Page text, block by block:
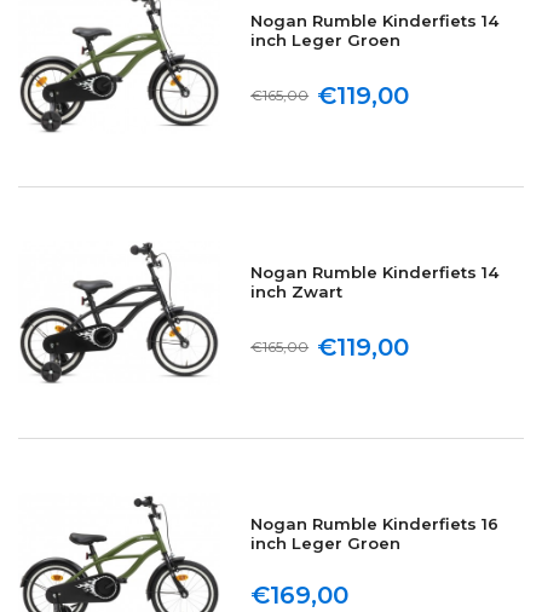
Nogan Rumble Kinderfiets 14
inch Leger Groen
€119,00
€165,00
Nogan Rumble Kinderfiets 14
inch Zwart
€119,00
€165,00
Nogan Rumble Kinderfiets 16
inch Leger Groen
€169,00